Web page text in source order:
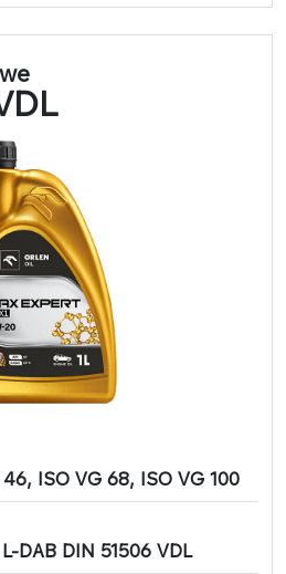
ISO VG 68, ISO VG 100
DAB DIN 51506 VDL